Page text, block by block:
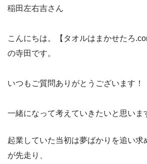
稲田左右吉さん
こんにちは。【タオルはまかせたろ
の寺田です。
いつもご質問ありがとうございます！
一緒になって考えていきたいと思いま
起業していた当初は夢ばかりを追い求
が先走り、